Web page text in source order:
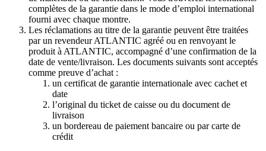
complètes de la garantie dans le mode d’emploi international
fourni avec chaque montre.
Les réclamations au titre de la garantie peuvent être traitées
par un revendeur ATLANTIC agréé ou en renvoyant le
produit à ATLANTIC, accompagné d’une confirmation de la
date de vente/livraison. Les documents suivants sont acceptés
comme preuve d’achat :
un certificat de garantie internationale avec cachet et
date
l’original du ticket de caisse ou du document de
livraison
un bordereau de paiement bancaire ou par carte de
crédit